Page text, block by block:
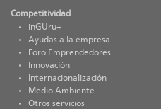
Competitividad
inGUru+
Ayudas a la empresa
Foro Emprendedores
Innovación
Internacionalización
Medio Ambiente
Otros servicios